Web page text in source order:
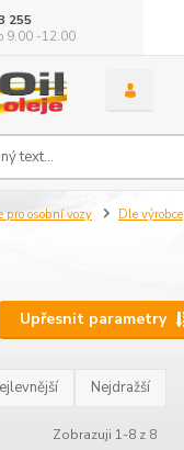
255
9.00 -12.00
pro osobní vozy Dle výrobce
Upřesnit parametry
Nejdražší
Zobrazuji 1-8 z 8